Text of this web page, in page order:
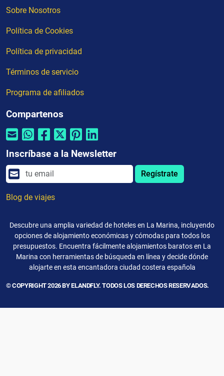
Sobre Nosotros
Política de Cookies
Política de privacidad
Términos de servicio
Programa de afiliados
Compartenos
Inscríbase a la Newsletter
Regístrate
Blog de viajes
Descubre una amplia variedad de hoteles en La Marina, incluyendo
opciones de alojamiento económicas y cómodas para todos los
presupuestos. Encuentra fácilmente alojamientos baratos en La
Marina con herramientas de búsqueda en línea y decide dónde
alojarte en esta encantadora ciudad costera española
© COPYRIGHT 2026 BY ELANDFLY. TODOS LOS DERECHOS RESERVADOS.